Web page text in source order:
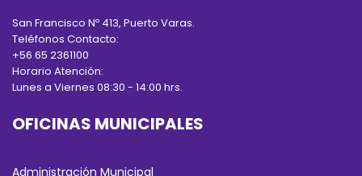
San Francisco Nº 413, Puerto Varas.
Teléfonos Contacto:
+56 65 2361100
Horario Atención:
Lunes a Viernes 08:30 - 14:00 hrs.
OFICINAS MUNICIPALES
Administración Municipal